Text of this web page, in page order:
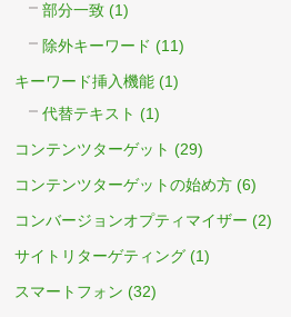
部分一致 (1)
除外キーワード (11)
キーワード挿入機能 (1)
代替テキスト (1)
コンテンツターゲット (29)
コンテンツターゲットの始め方 (6)
コンバージョンオプティマイザー (2)
サイトリターゲティング (1)
スマートフォン (32)